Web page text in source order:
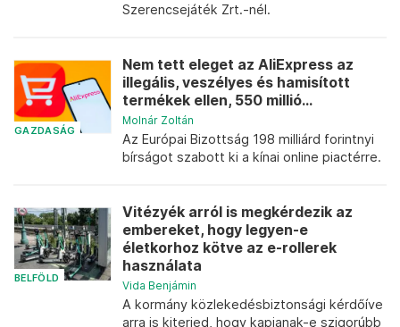
Szerencsejáték Zrt.-nél.
GAZDASÁG
Nem tett eleget az AliExpress az
illegális, veszélyes és hamisított
termékek ellen, 550 millió...
Molnár Zoltán
Az Európai Bizottság 198 milliárd forintnyi
bírságot szabott ki a kínai online piactérre.
BELFÖLD
Vitézyék arról is megkérdezik az
embereket, hogy legyen-e
életkorhoz kötve az e-rollerek
használata
Vida Benjámin
A kormány közlekedésbiztonsági kérdőíve
arra is kiterjed, hogy kapjanak-e szigorúbb